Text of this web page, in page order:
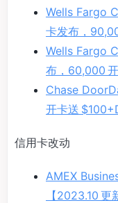
Wells Fargo
卡发布，
Wells Fargo
布，60,000 开
Chase
开卡送
信用卡改动
AMEX
【2023.10